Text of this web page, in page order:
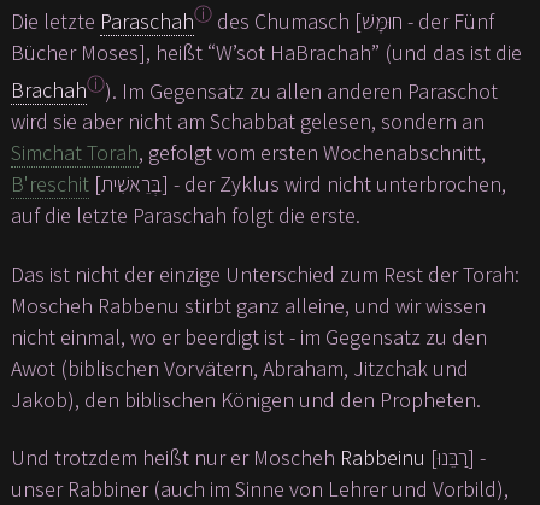
Die letzte Paraschahⓘdes Chumasch [חוּמָּשׁ - der Fünf
Bücher Moses], heißt “W’sot HaBrachah” (und das ist die
Brachahⓘ). Im Gegensatz zu allen anderen Paraschot
wird sie aber nicht am Schabbat gelesen, sondern an
Simchat Torah, gefolgt vom ersten Wochenabschnitt,
B'reschit[בְּרֵאשִׁית] - der Zyklus wird nicht unterbrochen,
auf die letzte Paraschah folgt die erste.
Das ist nicht der einzige Unterschied zum Rest der Torah:
Moscheh Rabbenu stirbt ganz alleine, und wir wissen
nicht einmal, wo er beerdigt ist - im Gegensatz zu den
Awot (biblischen Vorvätern, Abraham, Jitzchak und
Jakob), den biblischen Königen und den Propheten.
Und trotzdem heißt nur er Moscheh Rabbeinu [רַבֵּנוּ] -
unser Rabbiner (auch im Sinne von Lehrer und Vorbild),